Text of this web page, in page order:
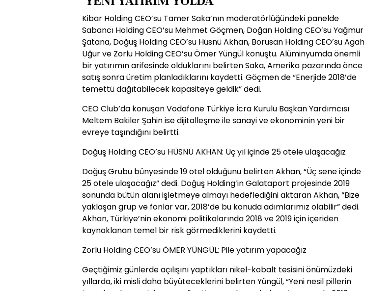
Kibar Holding CEO’su Tamer Saka’nın moderatörlüğündeki panelde
Sabancı Holding CEO’su Mehmet Göçmen, Doğan Holding CEO’su Yağmur
Şatana, Doğuş Holding CEO’su Hüsnü Akhan, Borusan Holding CEO’su Agah
Uğur ve Zorlu Holding CEO’su Ömer Yüngül konuştu. Alüminyumda önemli
bir yatırımın arifesinde olduklarını belirten Saka, Amerika pazarında önce
satış sonra üretim planladıklarını kaydetti. Göçmen de “Enerjide 2018’de
temettü dağıtabilecek kapasiteye geldik” dedi.
CEO Club’da konuşan Vodafone Türkiye İcra Kurulu Başkan Yardımcısı
Meltem Bakiler Şahin ise dijitalleşme ile sanayi ve ekonominin yeni bir
evreye taşındığını belirtti.
Doğuş Holding CEO’su HÜSNÜ AKHAN: Üç yıl içinde 25 otele ulaşacağız
Doğuş Grubu bünyesinde 19 otel olduğunu belirten Akhan, “Üç sene içinde
25 otele ulaşacağız” dedi. Doğuş Holding’in Galataport projesinde 2019
sonunda bütün alanı işletmeye almayı hedeflediğini aktaran Akhan, “Bize
yaklaşan grup ve fonlar var, 2018’de bu konuda adımlarımız olabilir” dedi.
Akhan, Türkiye’nin ekonomi politikalarında 2018 ve 2019 için içeriden
kaynaklanan temel bir risk görmediklerini kaydetti.
Zorlu Holding CEO’su ÖMER YÜNGÜL: Pile yatırım yapacağız
Geçtiğimiz günlerde açılışını yaptıkları nikel-kobalt tesisini önümüzdeki
yıllarda, iki misli daha büyüteceklerini belirten Yüngül, “Yeni nesil pillerin